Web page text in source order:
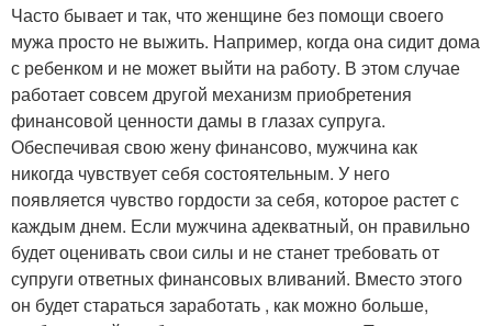
Часто бывает и так, что женщине без помощи своего
мужа просто не выжить. Например, когда она сидит дома
с ребенком и не может выйти на работу. В этом случае
работает совсем другой механизм приобретения
финансовой ценности дамы в глазах супруга.
Обеспечивая свою жену финансово, мужчина как
никогда чувствует себя состоятельным. У него
появляется чувство гордости за себя, которое растет с
каждым днем. Если мужчина адекватный, он правильно
будет оценивать свои силы и не станет требовать от
супруги ответных финансовых вливаний. Вместо этого
он будет стараться заработать , как можно больше,